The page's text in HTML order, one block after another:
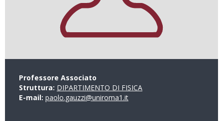
Professore Associato
Struttura: DIPARTIMENTO DI FISICA
E-mail: paolo.gauzzi@uniroma1.it